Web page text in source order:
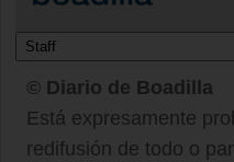
© Diario de Boadilla
Está expresamente
redifusión de todo o